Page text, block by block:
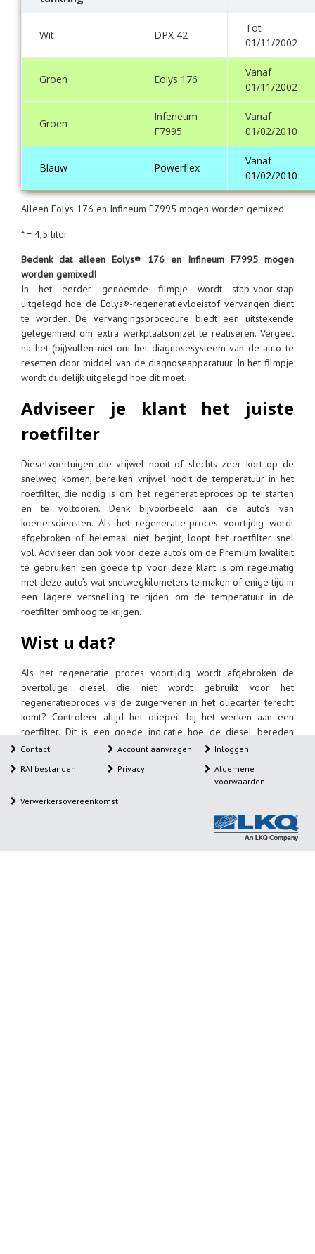
Wit DPX 42
Tot
01/11/2002
Groen Eolys 176
Vanaf
01/11/2002
Groen
Infeneum
F7995
Vanaf
01/02/2010
Blauw Powerflex
Vanaf
01/02/2010
Alleen Eolys 176 en Infineum F7995 mogen worden gemixed
* = 4,5 liter
Bedenk dat alleen Eolys® 176 en Infineum F7995 mogen
worden gemixed!
In het eerder genoemde filmpje wordt stap-voor-stap
uitgelegd hoe de Eolys®-regeneratievloeistof vervangen dient
te worden. De vervangingsprocedure biedt een uitstekende
gelegenheid om extra werkplaatsomzet te realiseren. Vergeet
na het (bij)vullen niet om het diagnosesysteem van de auto te
resetten door middel van de diagnoseapparatuur. In het filmpje
wordt duidelijk uitgelegd hoe dit moet.
Adviseer je klant het juiste
roetfilter
Dieselvoertuigen die vrijwel nooit of slechts zeer kort op de
snelweg komen, bereiken vrijwel nooit de temperatuur in het
roetfilter, die nodig is om het regeneratieproces op te starten
en te voltooien. Denk bijvoorbeeld aan de auto’s van
koeriersdiensten. Als het regeneratie-proces voortijdig wordt
afgebroken of helemaal niet begint, loopt het roetfilter snel
vol. Adviseer dan ook voor deze auto’s om de Premium kwaliteit
te gebruiken. Een goede tip voor deze klant is om regelmatig
met deze auto’s wat snelwegkilometers te maken of enige tijd in
een lagere versnelling te rijden om de temperatuur in de
roetfilter omhoog te krijgen.
Wist u dat?
Als het regeneratie proces voortijdig wordt afgebroken de
overtollige diesel die niet wordt gebruikt voor het
regeneratieproces via de zuigerveren in het oliecarter terecht
komt? Controleer altijd het oliepeil bij het werken aan een
roetfilter. Dit is een goede indicatie hoe de diesel bereden
wordt en of deze als gevolg daarvan problemen heeft met het
Contact Account aanvragen
Inloggen
RAI bestanden
Privacy
Algemene
voorwaarden
Verwerkersovereenkomst